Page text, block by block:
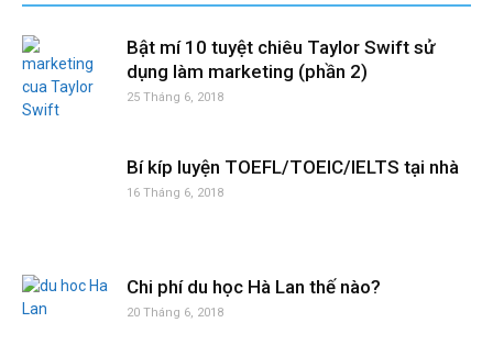
Bật mí 10 tuyệt chiêu Taylor Swift sử
dụng làm marketing (phần 2)
25 Tháng 6, 2018
Bí kíp luyện TOEFL/TOEIC/IELTS tại nhà
16 Tháng 6, 2018
Chi phí du học Hà Lan thế nào?
20 Tháng 6, 2018